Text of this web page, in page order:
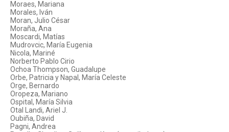
Moraes, Mariana
Morales, Iván
Moran, Julio César
Moraña, Ana
Moscardi, Matías
Mudrovcic, María Eugenia
Nicola, Mariné
Norberto Pablo Cirio
Ochoa Thompson, Guadalupe
Orbe, Patricia y Napal, María Celeste
Orge, Bernardo
Oropeza, Mariano
Ospital, María Silvia
Otal Landi, Ariel J.
Oubiña, David
Pagni, Andrea